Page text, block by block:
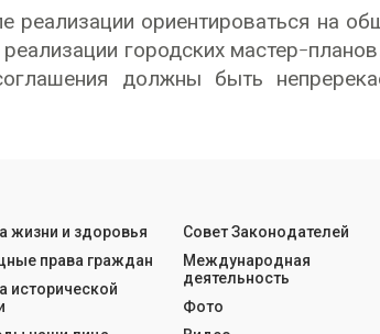
ориентироваться на
городских мастер-
должны быть
жизни и здоровья
права граждан
исторической
Совет Законодателей
Международная
деятельность
Фото